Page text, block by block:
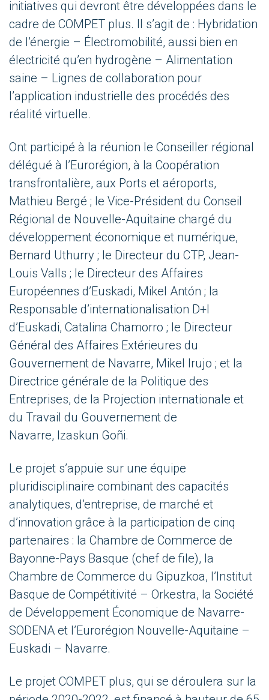
initiatives qui devront être développées dans le
cadre de COMPET plus. Il s’agit de : Hybridation
de l’énergie – Électromobilité, aussi bien en
électricité qu’en hydrogène – Alimentation
saine – Lignes de collaboration pour
l’application industrielle des procédés des
réalité virtuelle.
Ont participé à la réunion le Conseiller régional
délégué à l’Eurorégion, à la Coopération
transfrontalière, aux Ports et aéroports,
Mathieu Bergé ; le Vice-Président du Conseil
Régional de Nouvelle-Aquitaine chargé du
développement économique et numérique,
Bernard Uthurry ; le Directeur du CTP, Jean-
Louis Valls ; le Directeur des Affaires
Européennes d’Euskadi, Mikel Antón ; la
Responsable d’internationalisation D+I
d’Euskadi, Catalina Chamorro ; le Directeur
Général des Affaires Extérieures du
Gouvernement de Navarre, Mikel Irujo ; et la
Directrice générale de la Politique des
Entreprises, de la Projection internationale et
du Travail du Gouvernement de
Navarre, Izaskun Goñi.
Le projet s’appuie sur une équipe
pluridisciplinaire combinant des capacités
analytiques, d’entreprise, de marché et
d’innovation grâce à la participation de cinq
partenaires : la Chambre de Commerce de
Bayonne-Pays Basque (chef de file), la
Chambre de Commerce du Gipuzkoa, l’Institut
Basque de Compétitivité – Orkestra, la Société
de Développement Économique de Navarre-
SODENA et l’Eurorégion Nouvelle-Aquitaine –
Euskadi – Navarre.
Le projet COMPET plus, qui se déroulera sur la